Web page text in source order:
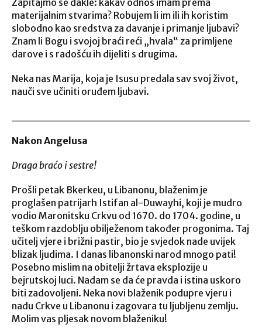
Zapitajmo se dakle: kakav odnos imam prema
materijalnim stvarima? Robujem li im ili ih koristim
slobodno kao sredstva za davanje i primanje ljubavi?
Znam li Bogu i svojoj braći reći „hvala“ za primljene
darove i s radošću ih dijeliti s drugima.
Neka nas Marija, koja je Isusu predala sav svoj život,
nauči sve učiniti oruđem ljubavi.
Nakon Angelusa
Draga braćo i sestre!
Prošli petak Bkerkeu, u Libanonu, blaženim je
proglašen patrijarh Istifan al-Duwayhi, koji je mudro
vodio Maronitsku Crkvu od 1670. do 1704. godine, u
teškom razdoblju obilježenom također progonima. Taj
učitelj vjere i brižni pastir, bio je svjedok nade uvijek
blizak ljudima. I danas libanonski narod mnogo pati!
Posebno mislim na obitelji žrtava eksplozije u
bejrutskoj luci. Nadam se da će pravda i istina uskoro
biti zadovoljeni. Neka novi blaženik podupre vjeru i
nadu Crkve u Libanonu i zagovara tu ljubljenu zemlju.
Molim vas pljesak novom blaženiku!